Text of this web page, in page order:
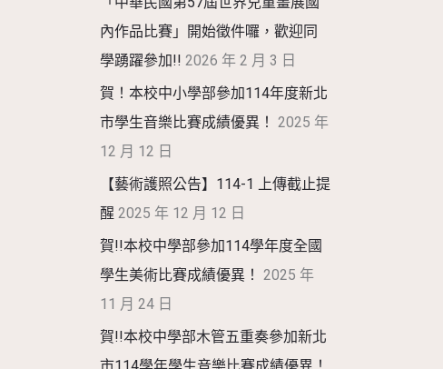
內作品比賽」開始徵件囉，歡迎同
學踴躍參加!! 2026 年 2 月 3 日
賀！本校中小學部參加114年度新北
市學生音樂比賽成績優異！ 2025 年
12 月 12 日
【藝術護照公告】114-1 上傳截止提
醒 2025 年 12 月 12 日
賀!!本校中學部參加114學年度全國
學生美術比賽成績優異！ 2025 年
11 月 24 日
賀!!本校中學部木管五重奏參加新北